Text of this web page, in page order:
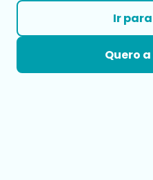
Ir
Quero